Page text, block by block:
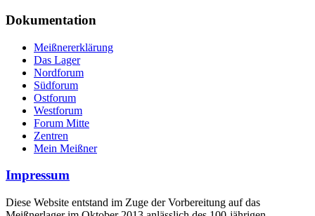
Dokumentation
Meißnererklärung
Das Lager
Nordforum
Südforum
Ostforum
Westforum
Forum Mitte
Zentren
Mein Meißner
Impressum
Diese Website entstand im Zuge der Vorbereitung auf das